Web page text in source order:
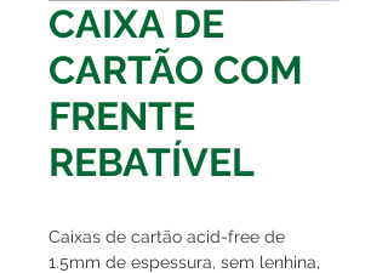
CAIXA DE
CARTÃO COM
FRENTE
REBATÍVEL
Caixas de cartão acid-free de
1.5mm de espessura, sem lenhina,